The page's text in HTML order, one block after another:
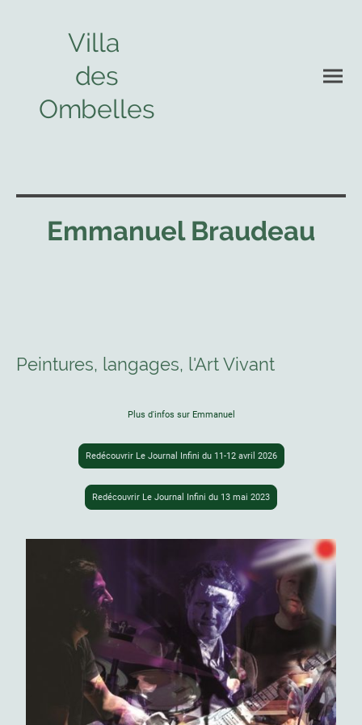
Villa
des
Ombelles
Emmanuel Braudeau
Peintures, langages, l'Art Vivant
Plus d'infos sur Emmanuel
Redécouvrir Le Journal Infini du 11-12 avril 2026
Redécouvrir Le Journal Infini du 13 mai 2023